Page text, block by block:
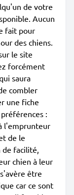
de votre
Aucun
fait pour
des chiens.
le site
forcément
saura
combler
une fiche
:
l'emprunteur
de le
de facilité,
chien à leur
être
car ce sont